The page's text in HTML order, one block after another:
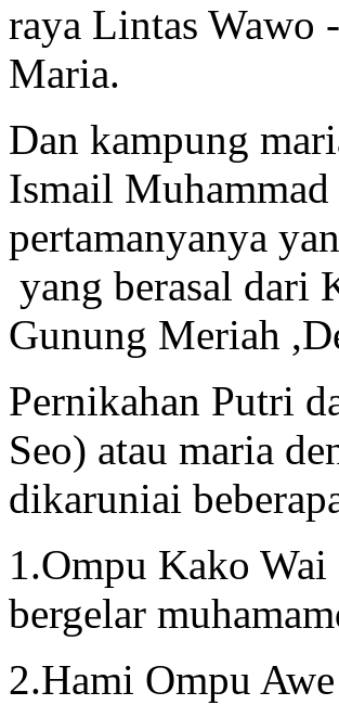
raya Lintas Wawo
Maria.
Dan kampung
Ismail
pertamanyanya
yang berasal dari
Gunung Meriah
Pernikahan Putri
Seo) atau maria
dikaruniai
1.Ompu Kako
bergelar
2.Hami Ompu Awe